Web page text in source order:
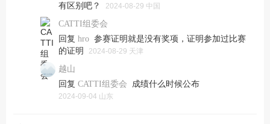
有区别吧？
2024-08-29 中国
CATTI组委会
回复 hro 参赛证明就是没有奖项，证明参加过比赛
的证明
2024-08-29 天津
越山
回复 CATTI组委会 成绩什么时候公布
2024-09-04 山东